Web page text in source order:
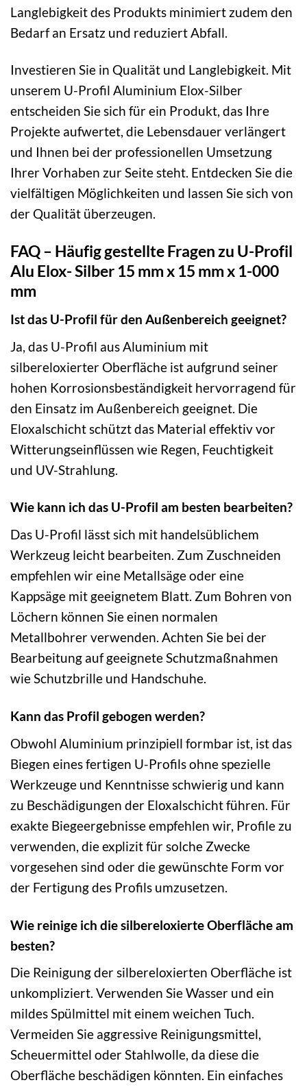
Langlebigkeit des Produkts minimiert zudem den
Bedarf an Ersatz und reduziert Abfall.
Investieren Sie in Qualität und Langlebigkeit. Mit
unserem U-Profil Aluminium Elox-Silber
entscheiden Sie sich für ein Produkt, das Ihre
Projekte aufwertet, die Lebensdauer verlängert
und Ihnen bei der professionellen Umsetzung
Ihrer Vorhaben zur Seite steht. Entdecken Sie die
vielfältigen Möglichkeiten und lassen Sie sich von
der Qualität überzeugen.
FAQ – Häufig gestellte Fragen zu U-Profil
Alu Elox- Silber 15 mm x 15 mm x 1-000
mm
Ist das U-Profil für den Außenbereich geeignet?
Ja, das U-Profil aus Aluminium mit
silbereloxierter Oberfläche ist aufgrund seiner
hohen Korrosionsbeständigkeit hervorragend für
den Einsatz im Außenbereich geeignet. Die
Eloxalschicht schützt das Material effektiv vor
Witterungseinflüssen wie Regen, Feuchtigkeit
und UV-Strahlung.
Wie kann ich das U-Profil am besten bearbeiten?
Das U-Profil lässt sich mit handelsüblichem
Werkzeug leicht bearbeiten. Zum Zuschneiden
empfehlen wir eine Metallsäge oder eine
Kappsäge mit geeignetem Blatt. Zum Bohren von
Löchern können Sie einen normalen
Metallbohrer verwenden. Achten Sie bei der
Bearbeitung auf geeignete Schutzmaßnahmen
wie Schutzbrille und Handschuhe.
Kann das Profil gebogen werden?
Obwohl Aluminium prinzipiell formbar ist, ist das
Biegen eines fertigen U-Profils ohne spezielle
Werkzeuge und Kenntnisse schwierig und kann
zu Beschädigungen der Eloxalschicht führen. Für
exakte Biegeergebnisse empfehlen wir, Profile zu
verwenden, die explizit für solche Zwecke
vorgesehen sind oder die gewünschte Form vor
der Fertigung des Profils umzusetzen.
Wie reinige ich die silbereloxierte Oberfläche am
besten?
Die Reinigung der silbereloxierten Oberfläche ist
unkompliziert. Verwenden Sie Wasser und ein
mildes Spülmittel mit einem weichen Tuch.
Vermeiden Sie aggressive Reinigungsmittel,
Scheuermittel oder Stahlwolle, da diese die
Oberfläche beschädigen könnten. Ein einfaches